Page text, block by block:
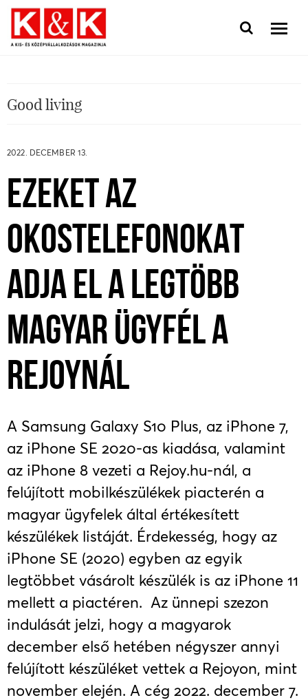
Good living
2022. DECEMBER 13.
EZEKET AZ
OKOSTELEFONOKAT
ADJA EL A LEGTÖBB
MAGYAR ÜGYFÉL A
REJOYNÁL
A Samsung Galaxy S10 Plus, az iPhone 7,
az iPhone SE 2020-as kiadása, valamint
az iPhone 8 vezeti a Rejoy.hu-nál, a
felújított mobilkészülékek piacterén a
magyar ügyfelek által értékesített
készülékek listáját. Érdekesség, hogy az
iPhone SE (2020) egyben az egyik
legtöbbet vásárolt készülék is az iPhone 11
mellett a piactéren. Az ünnepi szezon
indulását jelzi, hogy a magyarok
december első hetében négyszer annyi
felújított készüléket vettek a Rejoyon, mint
november elején. A cég 2022. december 7.